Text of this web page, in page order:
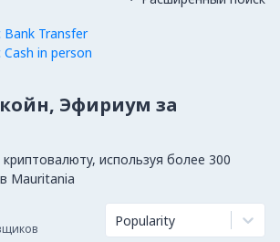
Transfer
in person
Эфириум за
используя более 300
Mauritania
Popularity